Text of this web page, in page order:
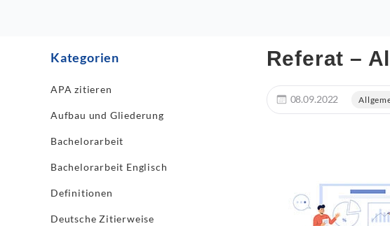
Kategorien
APA zitieren
Aufbau und Gliederung
Bachelorarbeit
Bachelorarbeit Englisch
Definitionen
Deutsche Zitierweise
Referat –
08.09.2022